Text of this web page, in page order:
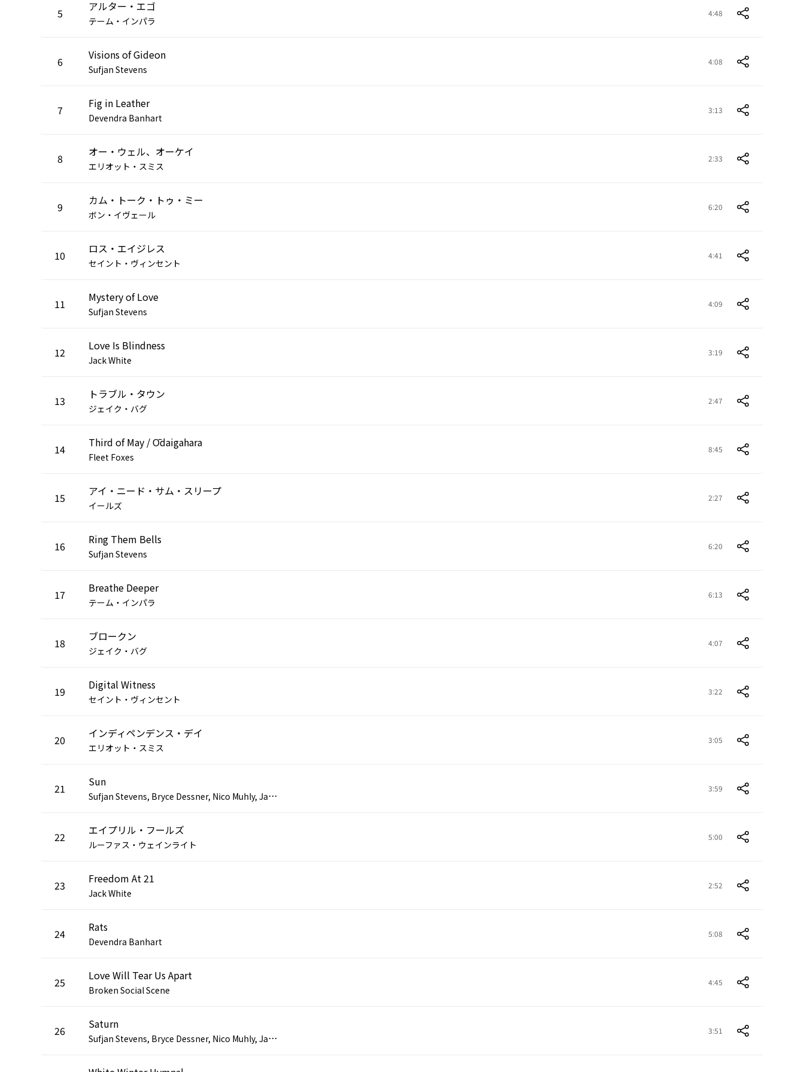
5 アルター・エゴ
テーム・インパラ
4:48
6 Visions of Gideon
Sufjan Stevens
4:08
7 Fig in Leather
Devendra Banhart
3:13
8 オー・ウェル、オーケイ
エリオット・スミス
2:33
9 カム・トーク・トゥ・ミー
ボン・イヴェール
6:20
10 ロス・エイジレス
セイント・ヴィンセント
4:41
11 Mystery of Love
Sufjan Stevens
4:09
12 Love Is Blindness
Jack White
3:19
13 トラブル・タウン
ジェイク・バグ
2:47
14 Third of May / Ōdaigahara
Fleet Foxes
8:45
15 アイ・ニード・サム・スリープ
イールズ
2:27
16 Ring Them Bells
Sufjan Stevens
6:20
17 Breathe Deeper
テーム・インパラ
6:13
18 ブロークン
ジェイク・バグ
4:07
19 Digital Witness
セイント・ヴィンセント
3:22
20 インディペンデンス・デイ
エリオット・スミス
3:05
21
Sun
S
ufjan Stevens, Bryce Dessner, Nico Muhly, James McAlister
3:59
22 エイプリル・フールズ
ルーファス・ウェインライト
5:00
23 Freedom At 21
Jack White
2:52
24 Rats
Devendra Banhart
5:08
25 Love Will Tear Us Apart
Broken Social Scene
4:45
26
Saturn
S
ufjan Stevens, Bryce Dessner, Nico Muhly, James McAlister
3:51